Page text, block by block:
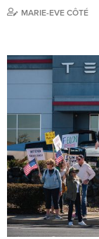
MARIE-EVE CÔTÉ